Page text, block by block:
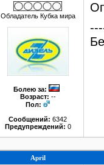
Обладатель Кубка мира
Болею за:
Возраст: --
Пол:
Сообщений: 6342
Предупреждений: 0
April